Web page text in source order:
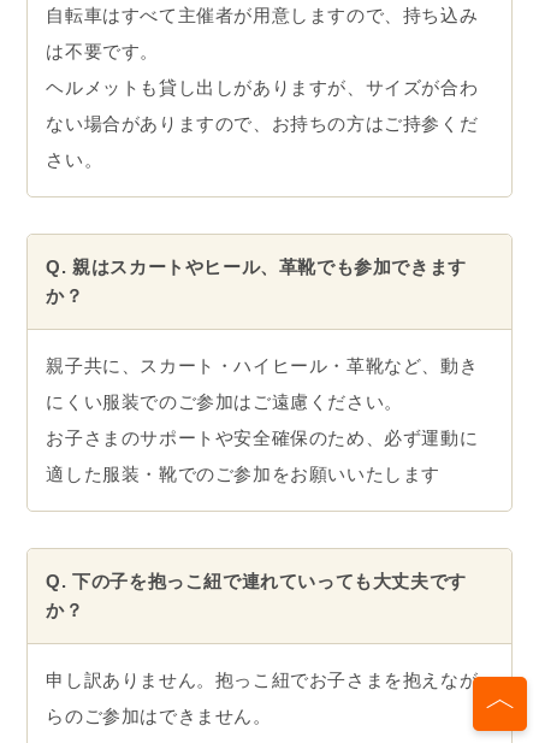
自転車はすべて主催者が用意しますので、持ち込み
は不要です。
ヘルメットも貸し出しがありますが、サイズが合わ
ない場合がありますので、お持ちの方はご持参くだ
さい。
Q. 親はスカートやヒール、革靴でも参加できます
か？
親子共に、スカート・ハイヒール・革靴など、動き
にくい服装でのご参加はご遠慮ください。
お子さまのサポートや安全確保のため、必ず運動に
適した服装・靴でのご参加をお願いいたします
Q. 下の子を抱っこ紐で連れていっても大丈夫です
か？
申し訳ありません。抱っこ紐でお子さまを抱えなが
らのご参加はできません。